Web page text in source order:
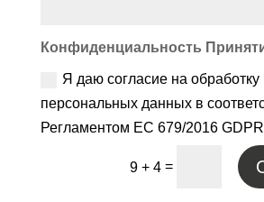
Конфиденциальность
Я даю согласие на обработку
персональных данных в
Регламентом ЕС 679/2016
9 + 4 =